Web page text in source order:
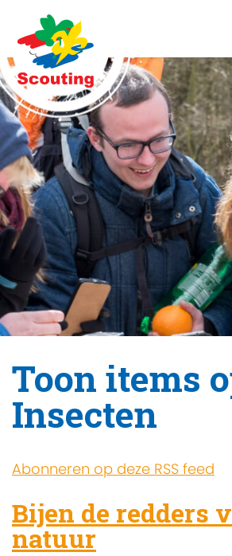
Toon items
Insecten
Abonneren op deze RSS feed
Bijen de redders
natuur